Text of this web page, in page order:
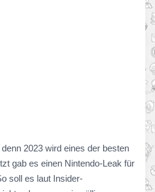
2023 wird eines der besten
gab es einen Nintendo-Leak für
soll es laut Insider-